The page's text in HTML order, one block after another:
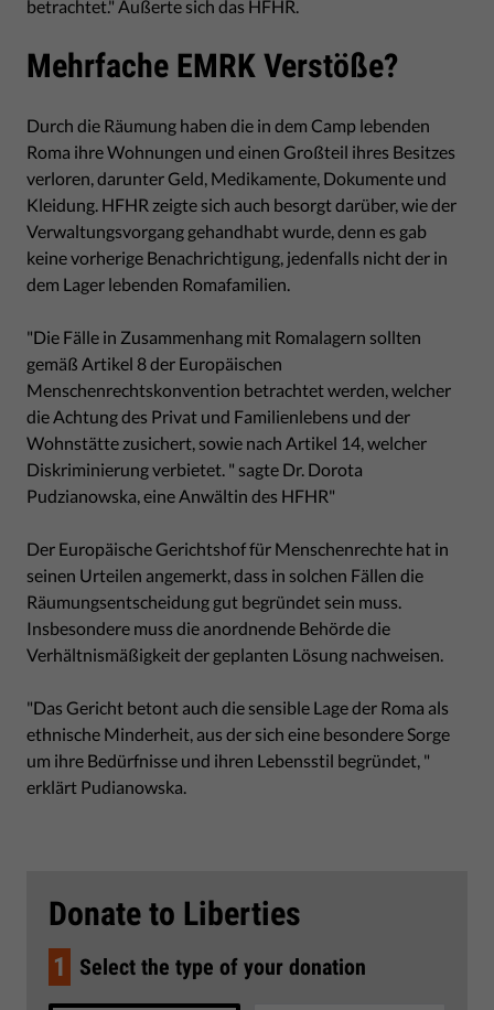
betrachtet." Äußerte sich das HFHR.
Mehrfache EMRK Verstöße?
Durch die Räumung haben die in dem Camp lebenden
Roma ihre Wohnungen und einen Großteil ihres Besitzes
verloren, darunter Geld, Medikamente, Dokumente und
Kleidung. HFHR zeigte sich auch besorgt darüber, wie der
Verwaltungsvorgang gehandhabt wurde, denn es gab
keine vorherige Benachrichtigung, jedenfalls nicht der in
dem Lager lebenden Romafamilien.
"Die Fälle in Zusammenhang mit Romalagern sollten
gemäß Artikel 8 der Europäischen
Menschenrechtskonvention betrachtet werden, welcher
die Achtung des Privat und Familienlebens und der
Wohnstätte zusichert, sowie nach Artikel 14, welcher
Diskriminierung verbietet. " sagte Dr. Dorota
Pudzianowska, eine Anwältin des HFHR"
Der Europäische Gerichtshof für Menschenrechte hat in
seinen Urteilen angemerkt, dass in solchen Fällen die
Räumungsentscheidung gut begründet sein muss.
Insbesondere muss die anordnende Behörde die
Verhältnismäßigkeit der geplanten Lösung nachweisen.
"Das Gericht betont auch die sensible Lage der Roma als
ethnische Minderheit, aus der sich eine besondere Sorge
um ihre Bedürfnisse und ihren Lebensstil begründet, "
erklärt Pudianowska.
Donate to Liberties
1 Select the type of your donation